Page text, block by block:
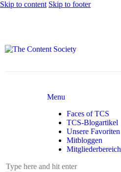
Skip to content Skip to footer
Menu
Faces of TCS
TCS-Blogartikel
Unsere Favoriten
Mitbloggen
Mitgliederbereich